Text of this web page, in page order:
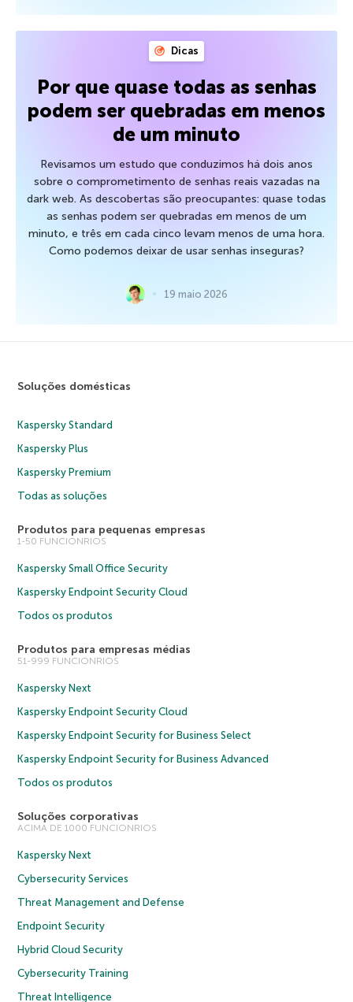
Dicas
Por que quase todas as senhas
podem ser quebradas em menos
de um minuto
Revisamos um estudo que conduzimos há dois anos
sobre o comprometimento de senhas reais vazadas na
dark web. As descobertas são preocupantes: quase todas
as senhas podem ser quebradas em menos de um
minuto, e três em cada cinco levam menos de uma hora.
Como podemos deixar de usar senhas inseguras?
19 maio 2026
Soluções domésticas
Kaspersky Standard
Kaspersky Plus
Kaspersky Premium
Todas as soluções
Produtos para pequenas empresas
1-50 FUNCIONRIOS
Kaspersky Small Office Security
Kaspersky Endpoint Security Cloud
Todos os produtos
Produtos para empresas médias
51-999 FUNCIONRIOS
Kaspersky Next
Kaspersky Endpoint Security Cloud
Kaspersky Endpoint Security for Business Select
Kaspersky Endpoint Security for Business Advanced
Todos os produtos
Soluções corporativas
ACIMA DE 1000 FUNCIONRIOS
Kaspersky Next
Cybersecurity Services
Threat Management and Defense
Endpoint Security
Hybrid Cloud Security
Cybersecurity Training
Threat Intelligence